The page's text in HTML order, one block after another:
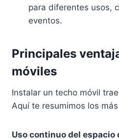
para diferentes usos,
eventos.
Principales
móviles
Instalar un techo móvil
Aquí te resumimos los
Uso continuo del espacio